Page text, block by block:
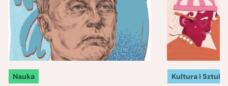
Nauka Kultura i Sztuka